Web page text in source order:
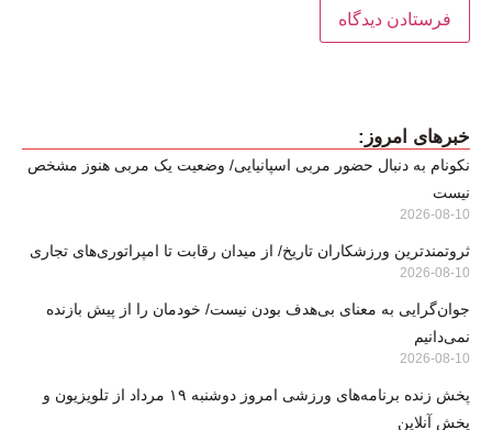
خبرهای امروز:
نکونام به دنبال حضور مربی اسپانیایی/ وضعیت یک مربی هنوز مشخص
نیست
2026-08-10
ثروتمندترین ورزشکاران تاریخ/ از میدان رقابت تا امپراتوری‌های تجاری
2026-08-10
جوان‌گرایی به معنای بی‌هدف بودن نیست/ خودمان را از پیش بازنده
نمی‌دانیم
2026-08-10
پخش زنده برنامه‌های ورزشی امروز دوشنبه ۱۹ مرداد از تلویزیون و
پخش آنلاین